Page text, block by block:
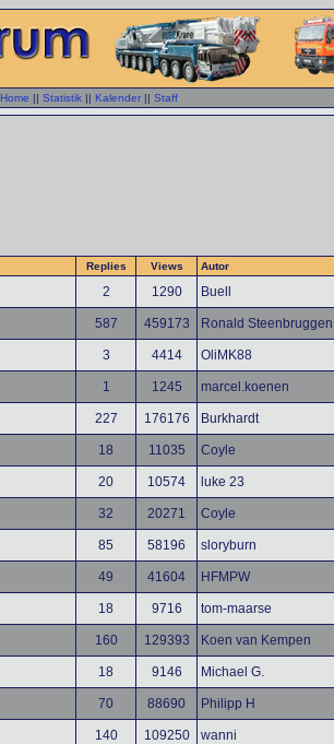
Home || Statistik || Kalender || Staff
Replies Views Autor
2 1290 Buell
587 459173 Ronald Steenbruggen
3 4414 OliMK88
1 1245 marcel.koenen
227 176176 Burkhardt
18 11035 Coyle
20 10574 luke 23
32 20271 Coyle
85 58196 sloryburn
49 41604 HFMPW
18 9716 tom-maarse
160 129393 Koen van Kempen
18 9146 Michael G.
70 88690 Philipp H
140 109250 wanni